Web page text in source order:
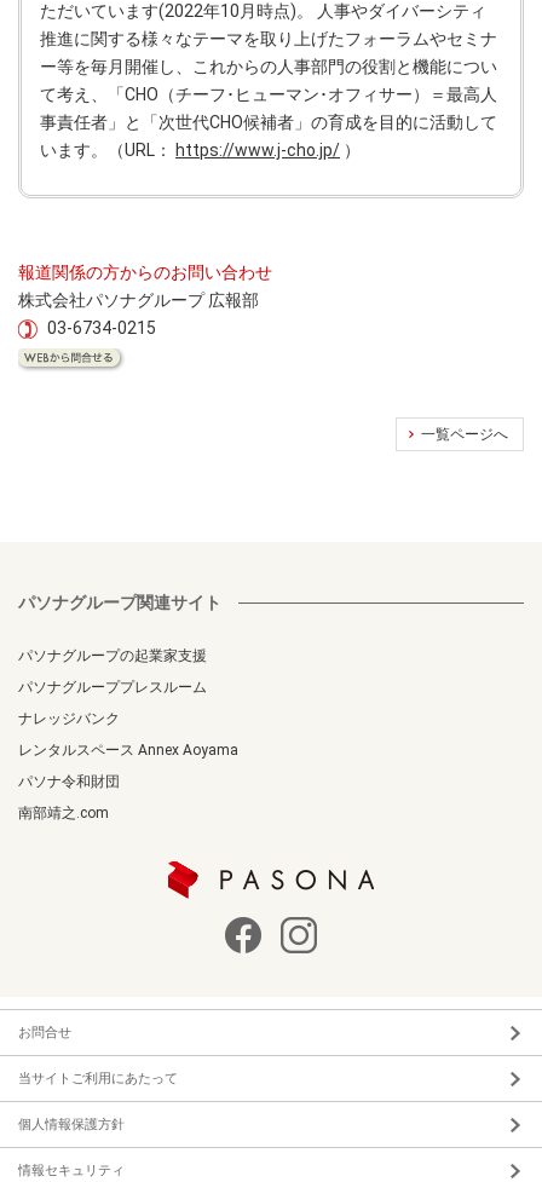
ただいています(2022年10月時点)。 人事やダイバーシティ
推進に関する様々なテーマを取り上げたフォーラムやセミナ
ー等を毎月開催し、これからの人事部門の役割と機能につい
て考え、「CHO（チーフ･ヒューマン･オフィサー）＝最高人
事責任者」と「次世代CHO候補者」の育成を目的に活動して
います。（URL：
https://www.j-cho.jp/ ）
報道関係の方からのお問い合わせ
株式会社パソナグループ 広報部
03-6734-0215
一覧ページへ
パソナグループ関連サイト
パソナグループの起業家支援
パソナグループプレスルーム
ナレッジバンク
レンタルスペース Annex Aoyama
パソナ令和財団
南部靖之.com
お問合せ
当サイトご利用にあたって
個人情報保護方針
情報セキュリティ